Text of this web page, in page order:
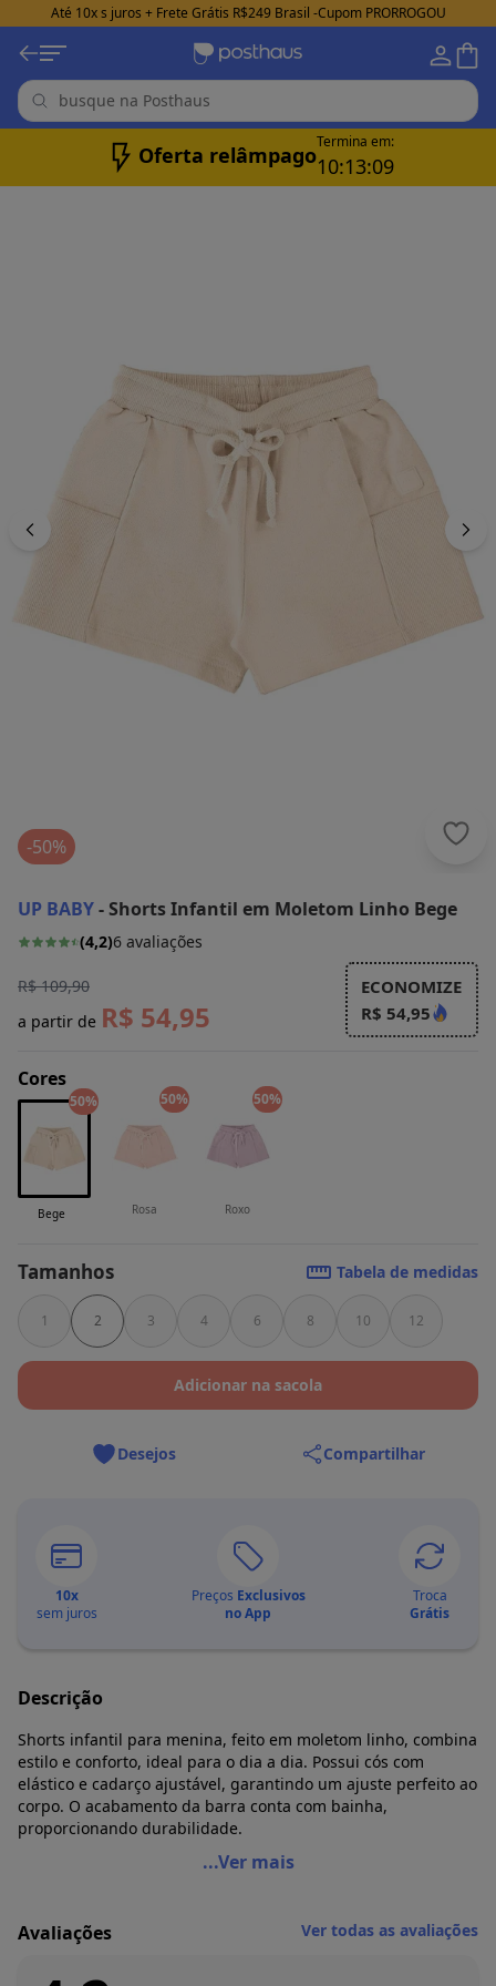
Até 10x s juros + Frete Grátis R$249 Brasil -Cupom PRORROGOU
Oferta relâmpagoTermina em:
10:13:07
Up
-50%
UP BABY-Shorts Infantil em Moletom Linho Bege
(4,2)6 avaliações
R$ 109,90
a partir de R$ 54,95
ECONOMIZE
R$ 54,95
Cores
50%
Bege
50%
Rosa
50%
Roxo
Tamanhos Tabela de medidas
1 2 3 4 6 8 10 12
Adicionar na sacola
Desejos Compartilhar
10x
sem juros
Preços Exclusivos
no App
Troca
Grátis
Descrição
Shorts infantil para menina, feito em moletom linho, combina
estilo e conforto, ideal para o dia a dia. Possui cós com
elástico e cadarço ajustável, garantindo um ajuste perfeito ao
corpo. O acabamento da barra conta com bainha,
proporcionando durabilidade.
Up Baby - Shorts Infantil em Moletom Linho Bege
Modelagem: Justa
Comprimento: Curto
...Ver mais
Avaliações Ver todas as avaliações